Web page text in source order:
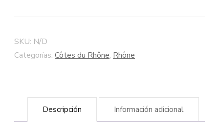
"Antéa"
2014
Soumade
SKU: N/D
Categorías: Côtes du Rhône, Rhône
Descripción Información adicional